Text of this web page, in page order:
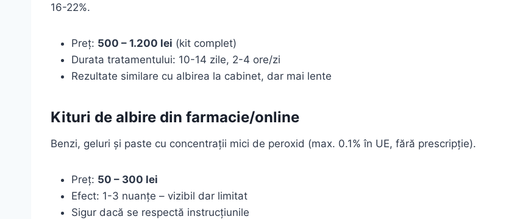
16-22%.
Preț: 500 – 1.200 lei (kit complet)
Durata tratamentului: 10-14 zile, 2-4 ore/zi
Rezultate similare cu albirea la cabinet, dar mai lente
Kituri de albire din farmacie/online
Benzi, geluri și paste cu concentrații mici de peroxid (max. 0.1% în UE, fără prescripție).
Preț: 50 – 300 lei
Efect: 1-3 nuanțe – vizibil dar limitat
Sigur dacă se respectă instrucțiunile